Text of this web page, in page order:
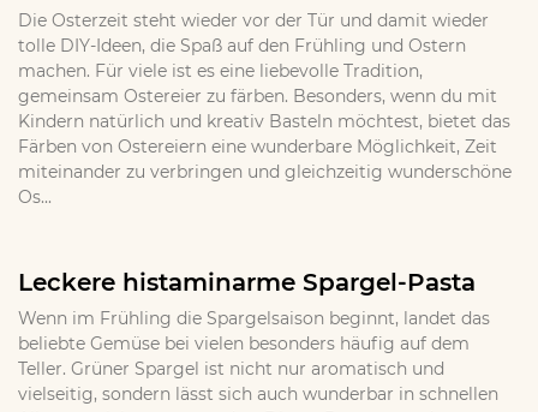
Die Osterzeit steht wieder vor der Tür und damit wieder
tolle DIY-Ideen, die Spaß auf den Frühling und Ostern
machen. Für viele ist es eine liebevolle Tradition,
gemeinsam Ostereier zu färben. Besonders, wenn du mit
Kindern natürlich und kreativ Basteln möchtest, bietet das
Färben von Ostereiern eine wunderbare Möglichkeit, Zeit
miteinander zu verbringen und gleichzeitig wunderschöne
Os...
Leckere histaminarme Spargel-Pasta
Wenn im Frühling die Spargelsaison beginnt, landet das
beliebte Gemüse bei vielen besonders häufig auf dem
Teller. Grüner Spargel ist nicht nur aromatisch und
vielseitig, sondern lässt sich auch wunderbar in schnellen